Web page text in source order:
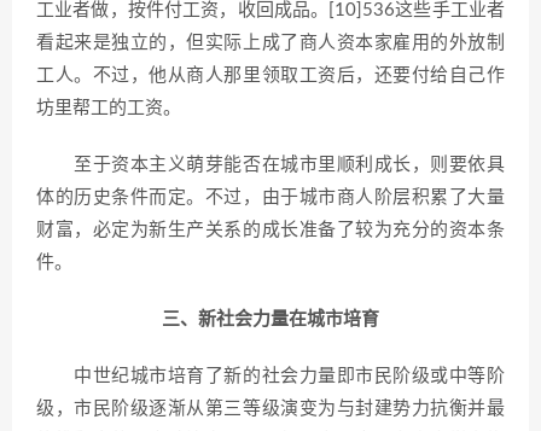
工业者做，按件付工资，收回成品。[10]536这些手工业者
看起来是独立的，但实际上成了商人资本家雇用的外放制
工人。不过，他从商人那里领取工资后，还要付给自己作
坊里帮工的工资。
至于资本主义萌芽能否在城市里顺利成长，则要依具
体的历史条件而定。不过，由于城市商人阶层积累了大量
财富，必定为新生产关系的成长准备了较为充分的资本条
件。
三、新社会力量在城市培育
中世纪城市培育了新的社会力量即市民阶级或中等阶
级，市民阶级逐渐从第三等级演变为与封建势力抗衡并最